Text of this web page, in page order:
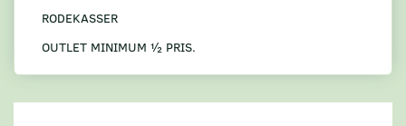
RODEKASSER
OUTLET MINIMUM ½ PRIS.